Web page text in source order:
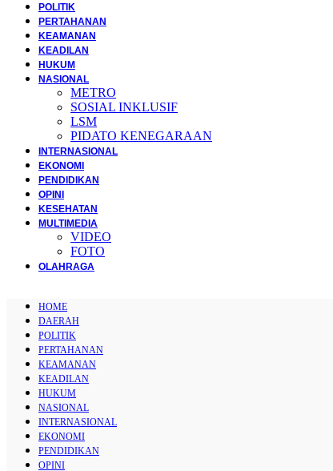
POLITIK
PERTAHANAN
KEAMANAN
KEADILAN
HUKUM
NASIONAL
METRO
SOSIAL INKLUSIF
LSM
PIDATO KENEGARAAN
INTERNASIONAL
EKONOMI
PENDIDIKAN
OPINI
KESEHATAN
MULTIMEDIA
VIDEO
FOTO
OLAHRAGA
HOME
DAERAH
POLITIK
PERTAHANAN
KEAMANAN
KEADILAN
HUKUM
NASIONAL
INTERNASIONAL
EKONOMI
PENDIDIKAN
OPINI